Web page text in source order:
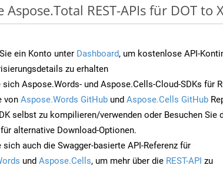
REST-APIs für DOT to
ein Konto unter Dashboard, um kostenlose API-
zu erhalten
sich Aspose.Words- und Aspose.Cells-Cloud-SDKs für
von Aspose.Words GitHub und Aspose.Cells GitHub
selbst zu kompilieren/verwenden oder Besuchen Sie
für alternative Download-Optionen.
sich auch die Swagger-basierte API-Referenz für
und Aspose.Cells, um mehr über die REST-API zu